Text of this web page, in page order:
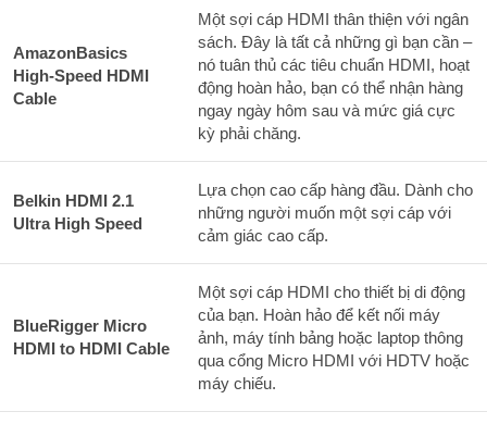
AmazonBasics
High-Speed HDMI
Cable
Một sợi cáp HDMI thân thiện với ngân
sách. Đây là tất cả những gì bạn cần –
nó tuân thủ các tiêu chuẩn HDMI, hoạt
động hoàn hảo, bạn có thể nhận hàng
ngay ngày hôm sau và mức giá cực
kỳ phải chăng.
Belkin HDMI 2.1
Ultra High Speed
Lựa chọn cao cấp hàng đầu. Dành cho
những người muốn một sợi cáp với
cảm giác cao cấp.
BlueRigger Micro
HDMI to HDMI Cable
Một sợi cáp HDMI cho thiết bị di động
của bạn. Hoàn hảo để kết nối máy
ảnh, máy tính bảng hoặc laptop thông
qua cổng Micro HDMI với HDTV hoặc
máy chiếu.